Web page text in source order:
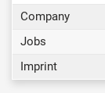
Company
Jobs
Imprint